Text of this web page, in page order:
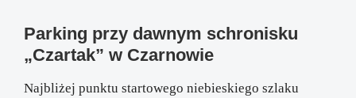
Parking przy dawnym schronisku
„Czartak” w Czarnowie
Najbliżej punktu startowego niebieskiego szlaku